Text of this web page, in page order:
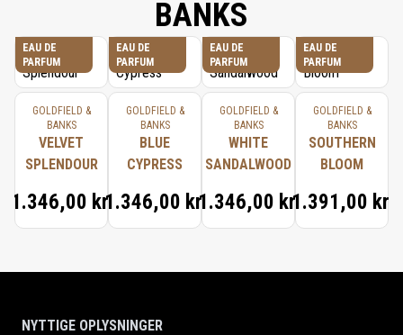
BANKS
EAU DE
PARFUM
GOLDFIELD &
BANKS
VELVET
SPLENDOUR
1.346,00 kr.
EAU DE
PARFUM
GOLDFIELD &
BANKS
BLUE
CYPRESS
1.346,00 kr.
EAU DE
PARFUM
GOLDFIELD &
BANKS
WHITE
SANDALWOOD
1.346,00 kr.
EAU DE
PARFUM
GOLDFIELD &
BANKS
SOUTHERN
BLOOM
1.391,00 kr.
NYTTIGE OPLYSNINGER